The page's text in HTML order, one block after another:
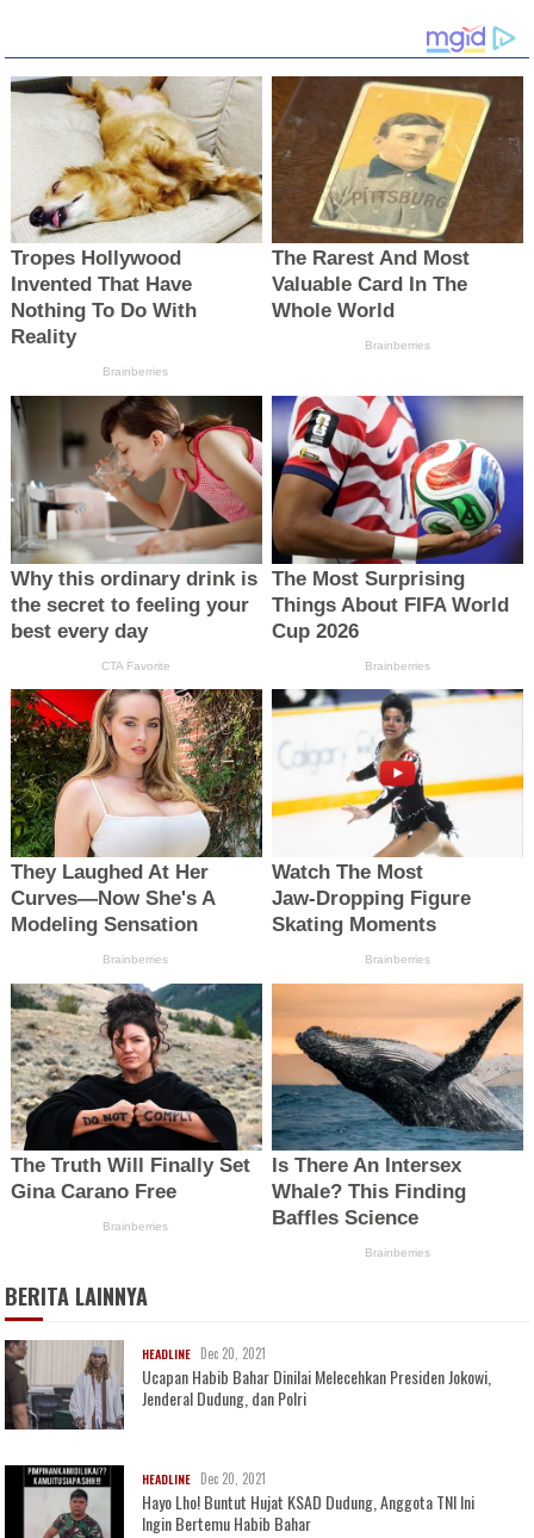
BERITA LAINNYA
HEADLINE Dec 20, 2021
Ucapan Habib Bahar Dinilai Melecehkan Presiden Jokowi,
Jenderal Dudung, dan Polri
HEADLINE Dec 20, 2021
Hayo Lho! Buntut Hujat KSAD Dudung, Anggota TNI Ini
Ingin Bertemu Habib Bahar